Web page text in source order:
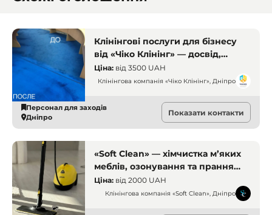
Клінінгові послуги для бізнесу
від «Чіко Клінінг» — досвід,
контроль якості, найкраще
обладнання
Ціна: від 3500 UAH
Клінінгова компанія «Чіко Клінінг», Дніпро
Персонал для заходів
Дніпро
Показати контакти
«Soft Clean» — хімчистка м’яких
меблів, озонування та прання
текстилю в Дніпрі
Ціна: від 2000 UAH
Клінінгова компанія «Soft Clean», Дніпро